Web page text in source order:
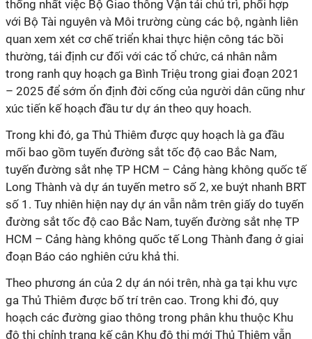
thống nhất việc Bộ Giao thông Vận tải chủ trì, phối hợp
với Bộ Tài nguyên và Môi trường cùng các bộ, ngành liên
quan xem xét cơ chế triển khai thực hiện công tác bồi
thường, tái định cư đối với các tổ chức, cá nhân nằm
trong ranh quy hoạch ga Bình Triệu trong giai đoạn 2021
– 2025 để sớm ổn định đời cống của người dân cũng như
xúc tiến kế hoạch đầu tư dự án theo quy hoach.
Trong khi đó, ga Thủ Thiêm được quy hoạch là ga đầu
mối bao gồm tuyến đường sắt tốc độ cao Bắc Nam,
tuyến đường sắt nhẹ TP HCM – Cảng hàng không quốc tế
Long Thành và dự án tuyến metro số 2, xe buýt nhanh BRT
số 1. Tuy nhiên hiện nay dự án vẫn nằm trên giấy do tuyến
đường sắt tốc độ cao Bắc Nam, tuyến đường sắt nhẹ TP
HCM – Cảng hàng không quốc tế Long Thành đang ở giai
đoạn Báo cáo nghiên cứu khả thi.
Theo phương án của 2 dự án nói trên, nhà ga tại khu vực
ga Thủ Thiêm được bố trí trên cao. Trong khi đó, quy
hoạch các đường giao thông trong phân khu thuộc Khu
đô thị chỉnh trang kế cận Khu đô thị mới Thủ Thiêm vẫn